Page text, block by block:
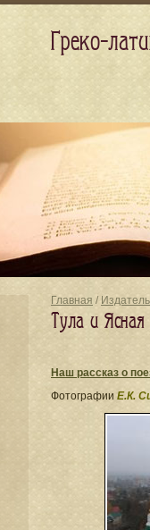
Главная /
Тула и
Наш рассказ о
Фотографии Е.К.
Греко-